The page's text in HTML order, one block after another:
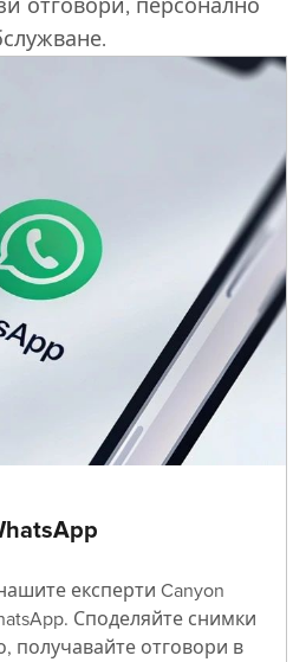
bl. 10
отговори, персонално
експерти Canyon
Споделяйте снимки
получавайте отговори в